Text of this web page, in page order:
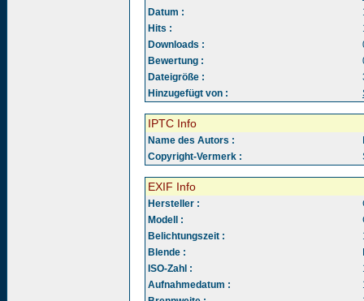
Datum :
Hits :
Downloads :
Bewertung :
Dateigröße :
Hinzugefügt von :
IPTC Info
Name des Autors :
Copyright-Vermerk :
EXIF Info
Hersteller :
Modell :
Belichtungszeit :
Blende :
ISO-Zahl :
Aufnahmedatum :